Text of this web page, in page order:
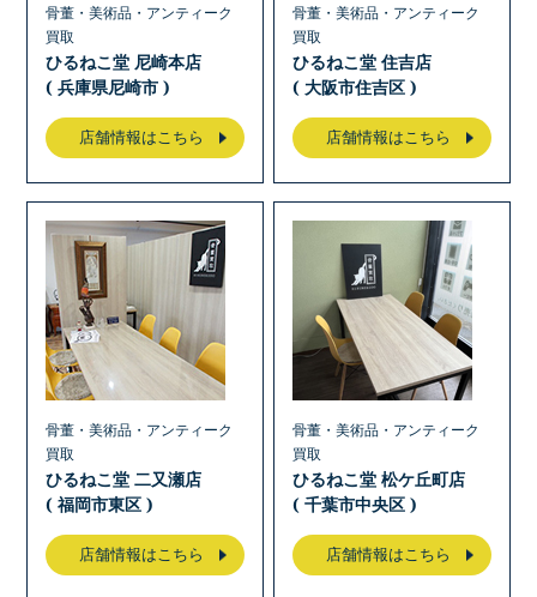
骨董・美術品・アンティーク
買取
ひるねこ堂 尼崎本店
( 兵庫県尼崎市 )
店舗情報はこちら
骨董・美術品・アンティーク
買取
ひるねこ堂 住吉店
( 大阪市住吉区 )
店舗情報はこちら
骨董・美術品・アンティーク
買取
ひるねこ堂 二又瀬店
( 福岡市東区 )
店舗情報はこちら
骨董・美術品・アンティーク
買取
ひるねこ堂 松ケ丘町店
( 千葉市中央区 )
店舗情報はこちら